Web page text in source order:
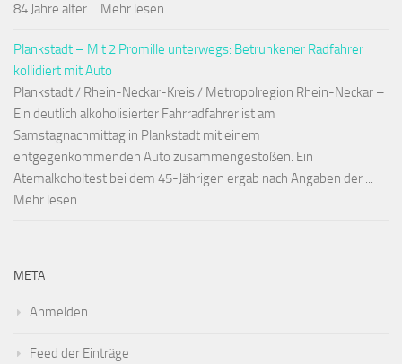
84 Jahre alter ... Mehr lesen
Plankstadt – Mit 2 Promille unterwegs: Betrunkener Radfahrer
kollidiert mit Auto
Plankstadt / Rhein-Neckar-Kreis / Metropolregion Rhein-Neckar –
Ein deutlich alkoholisierter Fahrradfahrer ist am
Samstagnachmittag in Plankstadt mit einem
entgegenkommenden Auto zusammengestoßen. Ein
Atemalkoholtest bei dem 45-Jährigen ergab nach Angaben der ...
Mehr lesen
META
Anmelden
Feed der Einträge